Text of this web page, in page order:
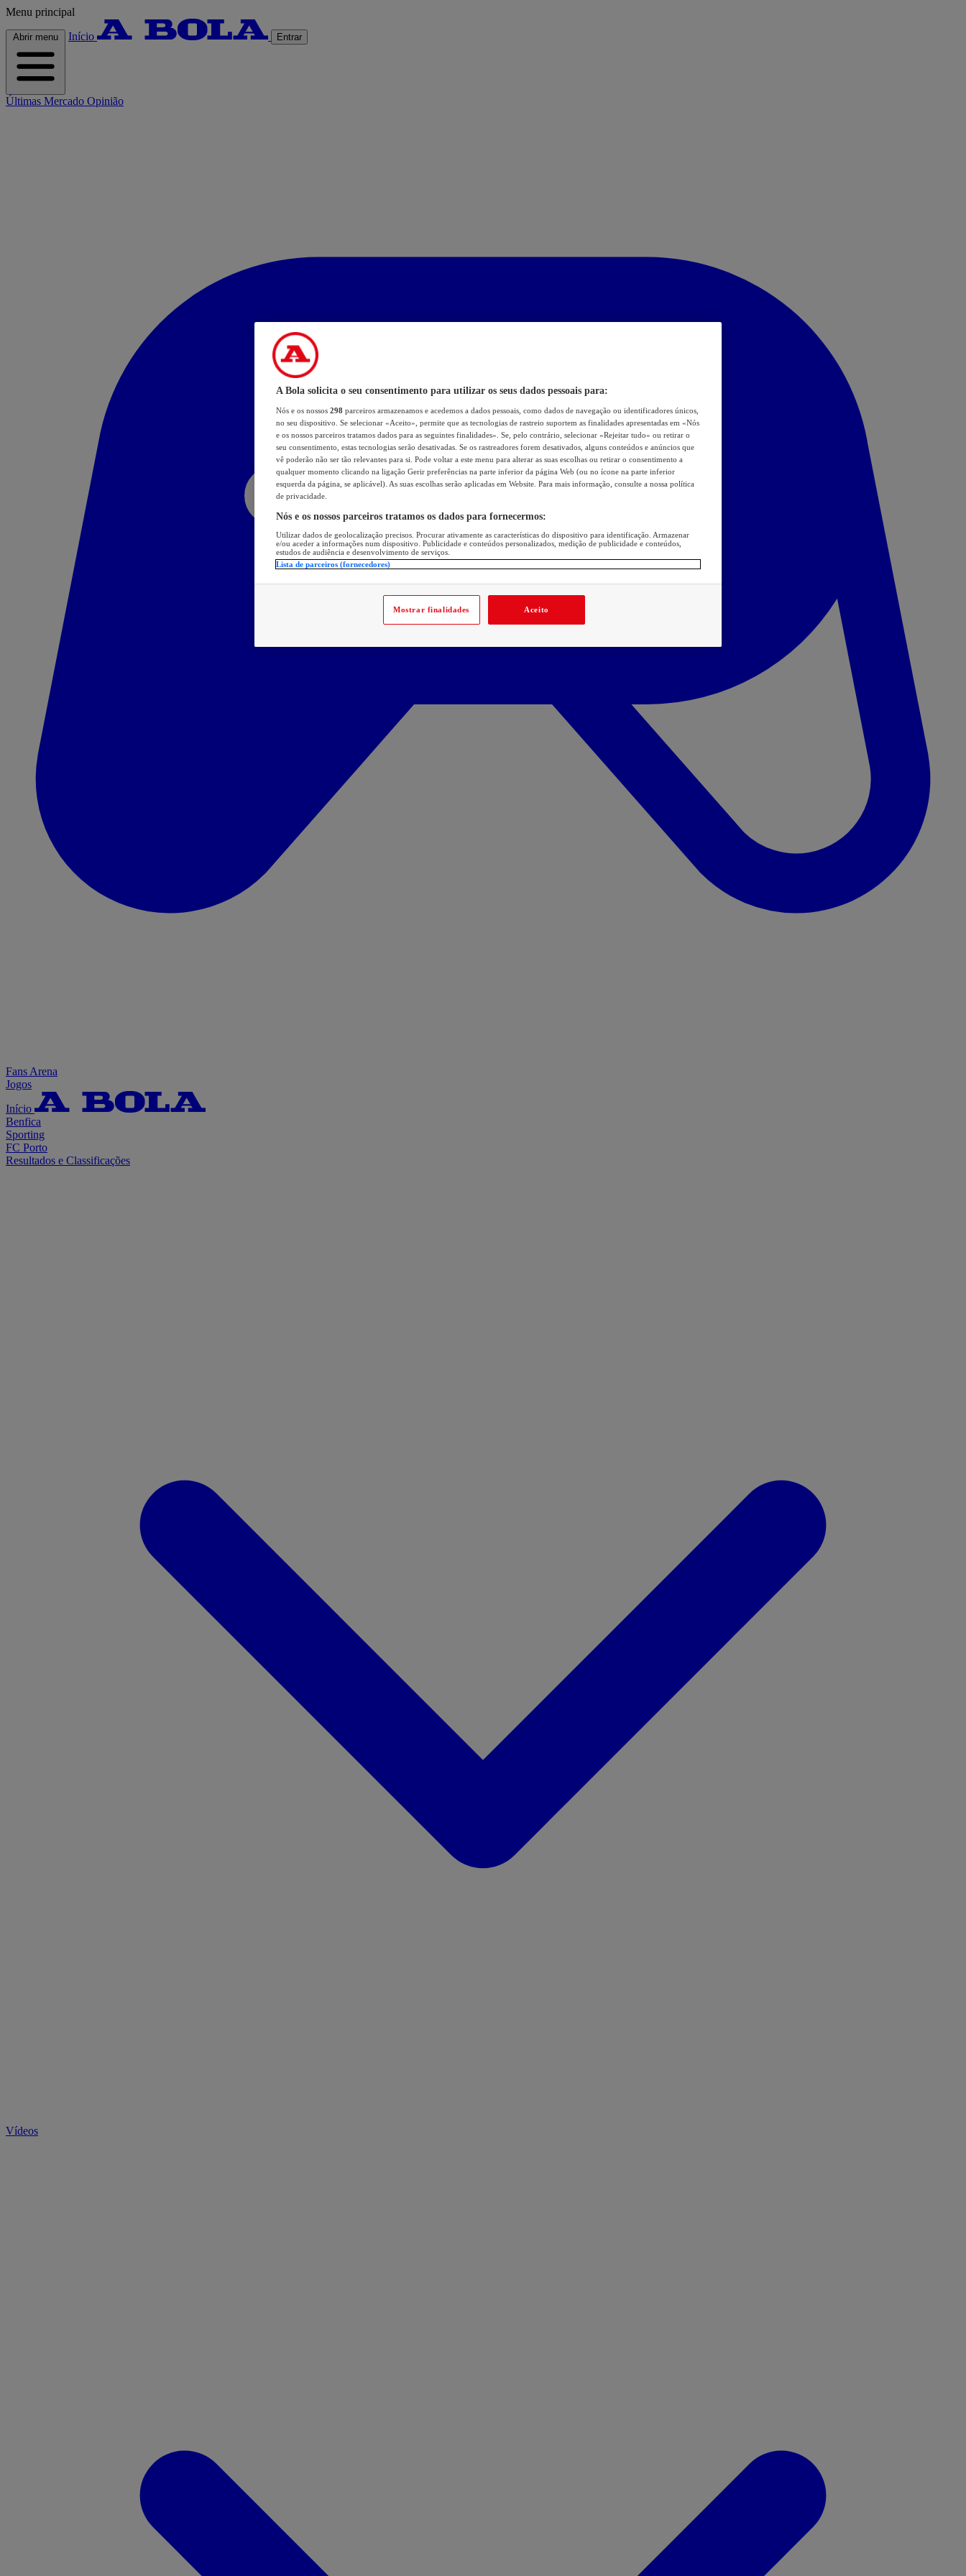
Menu principal
Abrir menu Início Entrar
Últimas Mercado Opinião
Fans Arena
Jogos
Início
Benfica
Sporting
FC Porto
Resultados e Classificações
Vídeos
A Bola solicita o seu consentimento para utilizar os seus dados pessoais para:
Nós e os nossos 298 parceiros armazenamos e acedemos a dados pessoais, como dados de navegação ou identificadores únicos,
no seu dispositivo. Se selecionar «Aceito», permite que as tecnologias de rastreio suportem as finalidades apresentadas em «Nós
e os nossos parceiros tratamos dados para as seguintes finalidades». Se, pelo contrário, selecionar «Rejeitar tudo» ou retirar o
seu consentimento, estas tecnologias serão desativadas. Se os rastreadores forem desativados, alguns conteúdos e anúncios que
vê poderão não ser tão relevantes para si. Pode voltar a este menu para alterar as suas escolhas ou retirar o consentimento a
qualquer momento clicando na ligação Gerir preferências na parte inferior da página Web (ou no ícone na parte inferior
esquerda da página, se aplicável). As suas escolhas serão aplicadas em Website. Para mais informação, consulte a nossa política
de privacidade.
Nós e os nossos parceiros tratamos os dados para fornecermos:
Utilizar dados de geolocalização precisos. Procurar ativamente as características do dispositivo para identificação. Armazenar
e/ou aceder a informações num dispositivo. Publicidade e conteúdos personalizados, medição de publicidade e conteúdos,
estudos de audiência e desenvolvimento de serviços.
Lista de parceiros (fornecedores)
Mostrar finalidades Aceito